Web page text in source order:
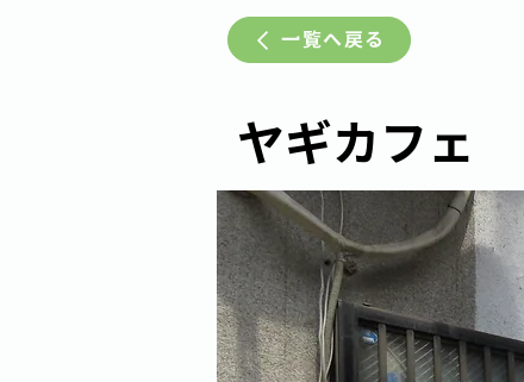
一覧へ戻る
ヤギカフェ